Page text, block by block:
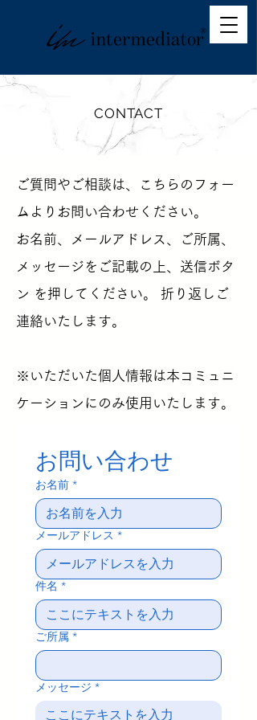
CONTACT
ご質問やご相談は、こちらのフォー
ムよりお問い合わせください。
お名前、メールアドレス、ご所属、
メッセージをご記載の上、送信ボタ
ン を押してください。 ​折り返しご
連絡いたします。
※いただいた個人情報は本コミュニ
ケーションにのみ使用いたします。
お問い合わせ
お名前 *
メールアドレス *
件名 *
ご所属 *
メッセージ *